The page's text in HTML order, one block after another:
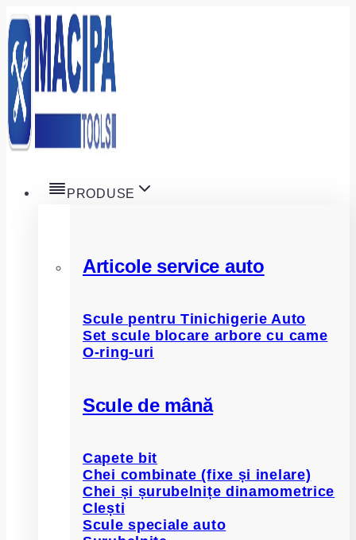
Skip
to
content
PRODUSE
Articole service auto
Scule pentru Tinichigerie Auto
Set scule blocare arbore cu came
O-ring-uri
Scule de mână
Capete bit
Chei combinate (fixe și inelare)
Chei și șurubelnițe dinamometrice
Clești
Scule speciale auto